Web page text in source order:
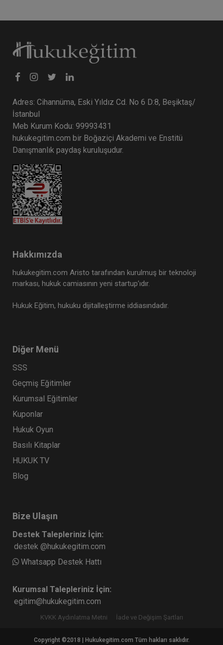
Adres: Cihannüma, Eski Yıldız Cd. No 6 D:8, Beşiktaş/
İstanbul
Meb Kurum Kodu: 99993431
hukukegitim.com bir Boğaziçi Akademi ve Enstitü
Danışmanlık paydaş kuruluşudur.
Hakkımızda
hukukegitim.com Aristo tarafından kurulmuş bir teknoloji
markası, hukuk camiasının yeni startup’ıdır.
Hukuk Eğitim, hukuku dijitalleştirme iddiasındadır.
Diğer Menü
SSS
Geçmiş Eğitimler
Kurumsal Eğitimler
Kuponlar
Hukuk Oyun
Basılı Kitaplar
HUKUK TV
Blog
Bize Ulaşın
Destek Talepleriniz İçin:
destek @hukukegitim.com
Whatsapp Destek Hattı
Kurumsal Talepleriniz İçin:
egitim@hukukegitim.com
KVKK Aydınlatma Metni İade ve Değişim Şartları
Copyright ©2018 | Hukukegitim.com Tüm hakları saklıdır.